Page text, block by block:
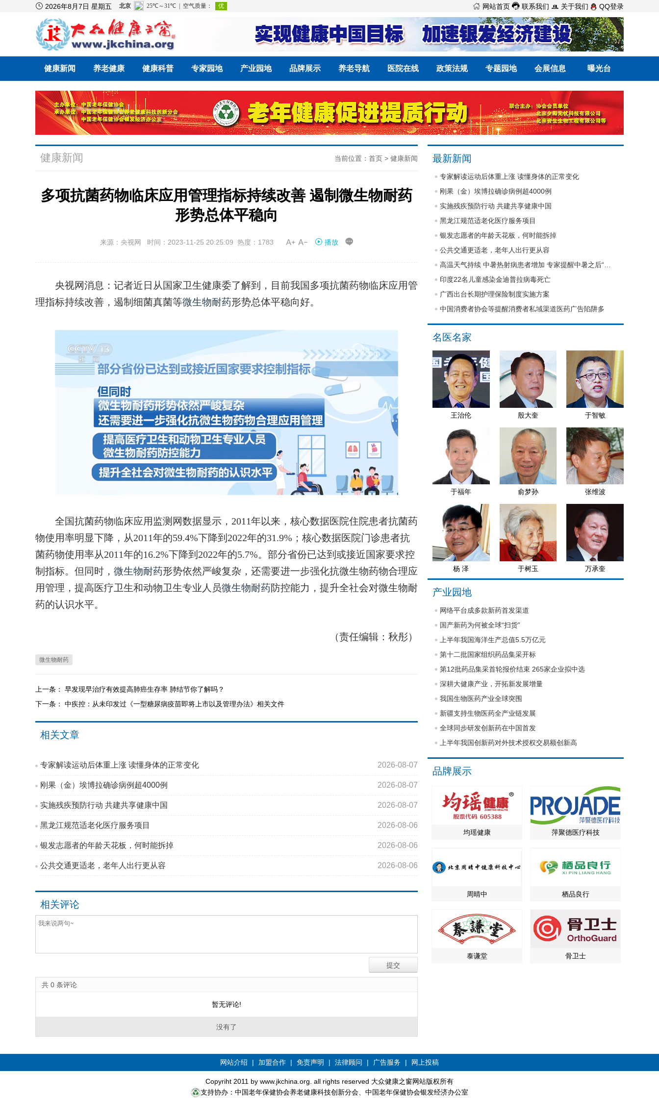
 2026年8月7日 星期五  网站首页  联系我们  关于我们 QQ登录
健康新闻 养老健康 健康科普 专家园地 产业园地 品牌展示 养老导航 医院在线 政策法规 专题园地 会展信息 曝光台
健康新闻 当前位置： 首页 > 健康新闻
多项抗菌药物临床应用管理指标持续改善 遏制微生物耐药
形势总体平稳向
来源：央视网 时间：2023-11-25 20:25:09 热度：1783  播放 
央视网消息：记者近日从国家卫生健康委了解到，目前我国多项抗菌药物临床应用管
理指标持续改善，遏制细菌真菌等微生物耐药形势总体平稳向好。
全国抗菌药物临床应用监测网数据显示，2011年以来，核心数据医院住院患者抗菌药
物使用率明显下降，从2011年的59.4%下降到2022年的31.9%；核心数据医院门诊患者抗
菌药物使用率从2011年的16.2%下降到2022年的5.7%。部分省份已达到或接近国家要求控
制指标。但同时， 微生物耐药形势依然严峻复杂，还需要进一步强化抗微生物药物合理应
用管理，提高医疗卫生和动物卫生专业人员微生物耐药防控能力，提升全社会对微生物耐
药的认识水平。
（责任编辑：秋彤）
微生物耐药
上一条： 早发现早治疗有效提高肺癌生存率 肺结节你了解吗？
下一条： 中疾控：从未印发过《一型糖尿病疫苗即将上市以及管理办法》相关文件
相关文章
专家解读运动后体重上涨 读懂身体的正常变化 2026-08-07
刚果（金）埃博拉确诊病例超4000例 2026-08-07
实施残疾预防行动 共建共享健康中国 2026-08-07
黑龙江规范适老化医疗服务项目 2026-08-06
银发志愿者的年龄天花板，何时能拆掉 2026-08-06
公共交通更适老，老年人出行更从容 2026-08-06
相关评论
共 0 条评论
暂无评论!
没有了
最新新闻
专家解读运动后体重上涨 读懂身体的正常变化
刚果（金）埃博拉确诊病例超4000例
实施残疾预防行动 共建共享健康中国
黑龙江规范适老化医疗服务项目
银发志愿者的年龄天花板，何时能拆掉
公共交通更适老，老年人出行更从容
印度22名儿童感染金迪普拉病毒死亡
广西出台长期护理保险制度实施方案
中国消费者协会等提醒消费者私域渠道医药广告陷阱多
名医名家
王治伦 殷大奎 于智敏
于福年 俞梦孙 张维波
杨 泽 于树玉 万承奎
产业园地
网络平台成多款新药首发渠道
国产新药为何被全球“扫货”
上半年我国海洋生产总值5.5万亿元
第十二批国家组织药品集采开标
第12批药品集采首轮报价结束 265家企业拟中选
深耕大健康产业，开拓新发展增量
我国生物医药产业全球突围
新疆支持生物医药全产业链发展
全球同步研发创新药在中国首发
上半年我国创新药对外技术授权交易额创新高
品牌展示
均瑶健康 萍聚德医疗科技
周晴中 栖品良行
泰谦堂 骨卫士
网站介绍 | 加盟合作 | 免责声明 | 法律顾问 | 广告服务 | 网上投稿
Copyriht 2011 by www.jkchina.org. all rights reserved 大众健康之窗网站版权所有
支持协办：中国老年保健协会养老健康科技创新分会、中国老年保健协会银发经济办公室